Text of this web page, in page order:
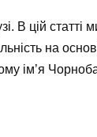
В цій статті
на
ім’я